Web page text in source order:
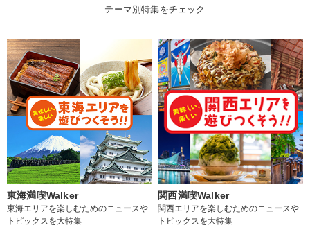
テーマ別特集をチェック
東海満喫Walker
東海エリアを楽しむためのニュースや
トピックスを大特集
関西満喫Walker
関西エリアを楽しむためのニュースや
トピックスを大特集